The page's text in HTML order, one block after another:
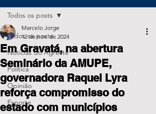
Todos os posts
Notícias do Agreste
Política
Opinião
Esporte
Todos os posts
Em Gravatá, na abertura
Seminário da AMUPE,
governadora Raquel Lyra
reforça compromisso do
estado com municípios
Marcelo Jorge
12 de nov. de 2024